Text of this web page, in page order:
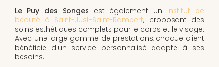
Le Puy des Songes est également un institut de
beauté à Saint-Just-Saint-Rambert, proposant des
soins esthétiques complets pour le corps et le visage.
Avec une large gamme de prestations, chaque client
bénéficie d'un service personnalisé adapté à ses
besoins.